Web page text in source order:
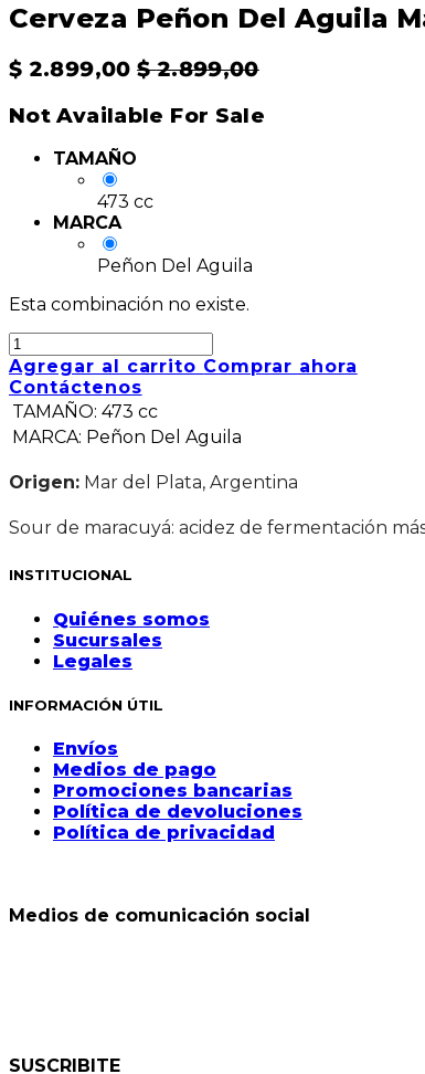
Cerveza Peñon Del Aguila
$ 2.899,00 $2.899,00
Not Available For Sale
TAMAÑO
473 cc
MARCA
Peñon Del Aguila
Esta combinación no existe.
Agregar al carrito Comprar ahora
Contáctenos
TAMAÑO: 473 cc
MARCA: Peñon Del Aguila
Origen: Mar del Plata, Argentina
Sour de maracuyá: acidez de fermentación
INSTITUCIONAL
Quiénes somos
Sucursales
Legales
INFORMACIÓN ÚTIL
Envíos
Medios de pago
Promociones bancarias
Política de devoluciones
Política de privacidad
Medios de comunicación social
SUSCRIBITE